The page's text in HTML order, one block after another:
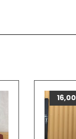
16,00